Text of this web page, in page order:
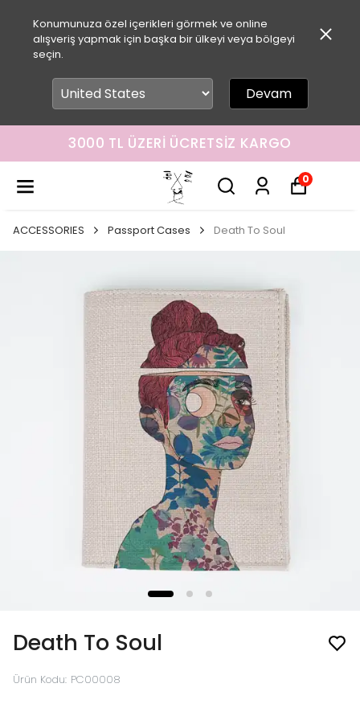
Konumunuza özel içerikleri görmek ve online
alışveriş yapmak için başka bir ülkeyi veya bölgeyi
seçin.
Devam
3000 TL ÜZERI ÜCRETSIZ KARGO
0
ACCESSORIES Passport Cases Death To Soul
Death To Soul
Ürün Kodu: PC00008